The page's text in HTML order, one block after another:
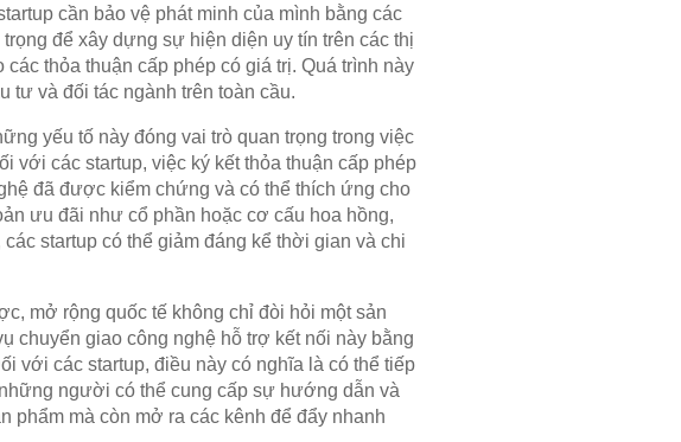
cần bảo vệ phát minh của mình bằng các
để xây dựng sự hiện diện uy tín trên các thị
thỏa thuận cấp phép có giá trị. Quá trình này
tư và đối tác ngành trên toàn cầu.
yếu tố này đóng vai trò quan trọng trong việc
với các startup, việc ký kết thỏa thuận cấp phép
đã được kiểm chứng và có thể thích ứng cho
ưu đãi như cổ phần hoặc cơ cấu hoa hồng,
startup có thể giảm đáng kể thời gian và chi
mở rộng quốc tế không chỉ đòi hỏi một sản
chuyển giao công nghệ hỗ trợ kết nối này bằng
với các startup, điều này có nghĩa là có thể tiếp
người có thể cung cấp sự hướng dẫn và
phẩm mà còn mở ra các kênh để đẩy nhanh